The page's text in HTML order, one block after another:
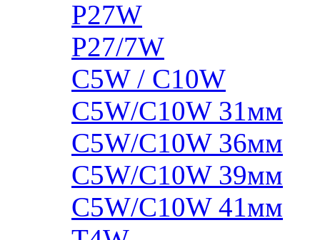
P27W
P27/7W
C5W / C10W
C5W/C10W 31мм
C5W/C10W 36мм
C5W/C10W 39мм
C5W/C10W 41мм